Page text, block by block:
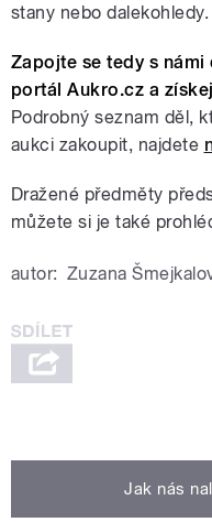
stany nebo dalekohledy.
Zapojte se tedy s
portálAukro.cz a
Podrobný seznam děl,
aukci zakoupit, najdete
Dražené předměty
můžete si je také
autor: Zuzana
Jak nás